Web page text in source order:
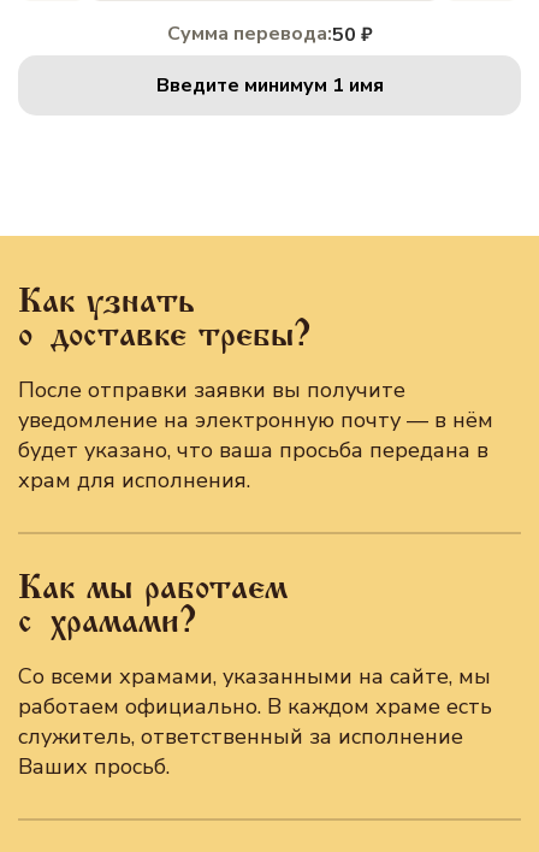
Сумма перевода:50 ₽
Введите минимум 1 имя
Как узнать
о доставке требы?
После отправки заявки вы получите
уведомление на электронную почту — в нём
будет указано, что ваша просьба передана в
храм для исполнения.
Как мы работаем
с храмами?
Со всеми храмами, указанными на сайте, мы
работаем официально. В каждом храме есть
служитель, ответственный за исполнение
Ваших просьб.